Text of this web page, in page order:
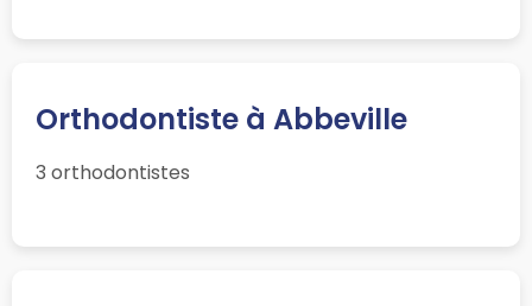
Orthodontiste à Abbeville
3 orthodontistes